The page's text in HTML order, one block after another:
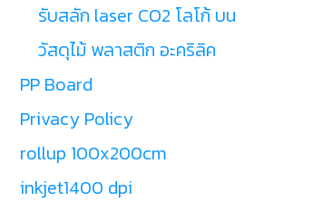
รับสลัก laser CO2 โลโก้ บน
วัสดุไม้ พลาสติก อะคริลิค
PP Board
Privacy Policy
rollup 100x200cm
inkjet1400 dpi